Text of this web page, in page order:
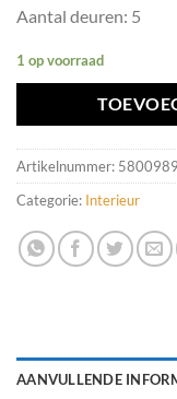
Aantal deuren: 5
1 op voorraad
Artikelnummer: 5800989
Categorie: Interieur
AANVULLENDE